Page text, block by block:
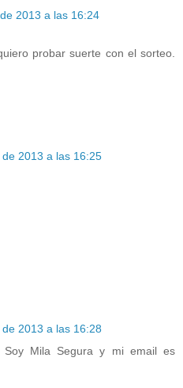
2013 a las 16:24
probar suerte con el sorteo.
2013 a las 16:25
2013 a las 16:28
Soy Mila Segura y mi email es